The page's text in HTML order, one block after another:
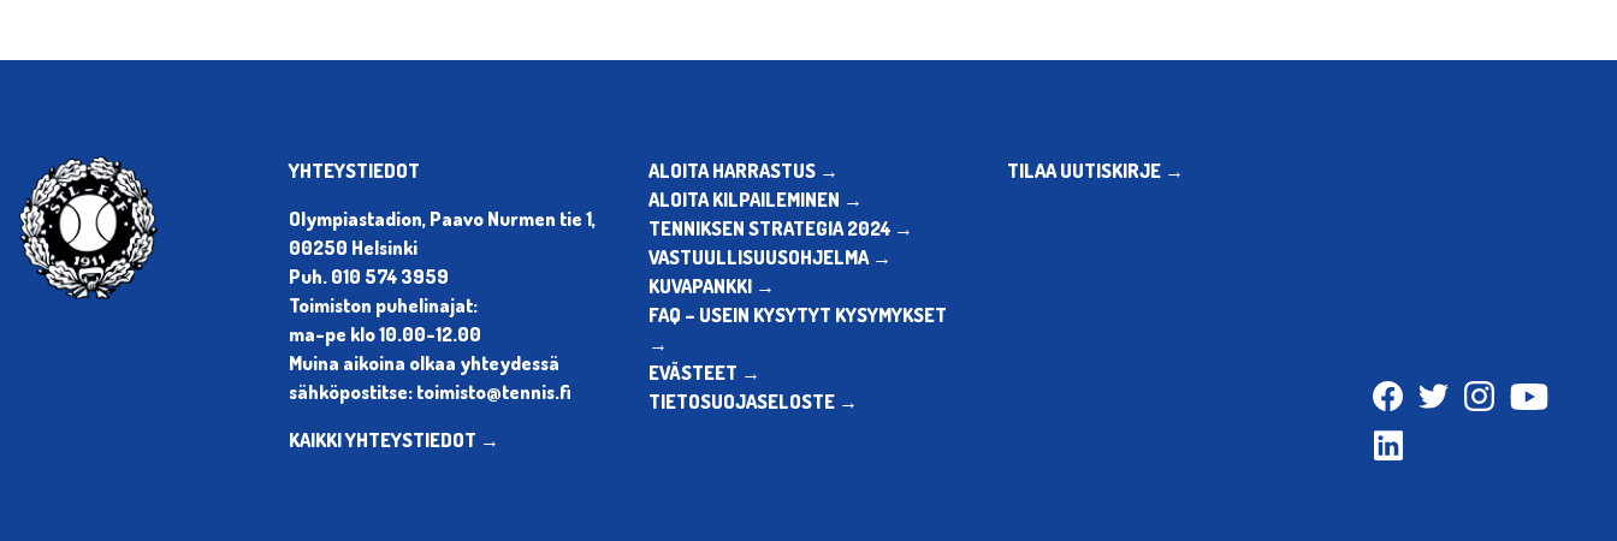
YHTEYSTIEDOT
Olympiastadion, Paavo Nurmen tie 1,
00250 Helsinki
Puh. 010 574 3959
Toimiston puhelinajat:
ma-pe klo 10.00-12.00
Muina aikoina olkaa yhteydessä
sähköpostitse: toimisto@tennis.fi
KAIKKI YHTEYSTIEDOT →
ALOITA HARRASTUS →
ALOITA KILPAILEMINEN →
TENNIKSEN STRATEGIA 2024 →
VASTUULLISUUSOHJELMA →
KUVAPANKKI →
FAQ – USEIN KYSYTYT KYSYMYKSET
→
EVÄSTEET →
TIETOSUOJASELOSTE →
TILAA UUTISKIRJE →